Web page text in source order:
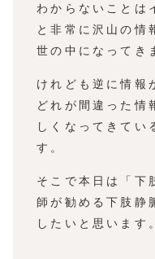
わからないことは
と非常に沢山の情
世の中になってき
けれども逆に情報
どれが間違った情
しくなってきてい
す。
そこで本日は「下
師が勧める下肢静
したいと思います